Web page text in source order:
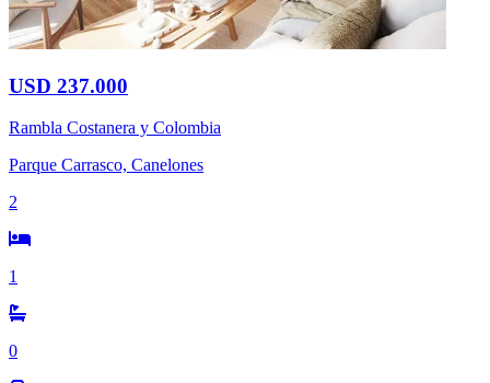
USD 237.000
Rambla Costanera y Colombia
Parque Carrasco, Canelones
2
1
0